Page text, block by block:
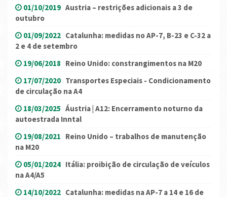
01/10/2019 Austria – restrições adicionais a 3 de
outubro
01/09/2022 Catalunha: medidas no AP-7, B-23 e C-32 a
2 e 4 de setembro
19/06/2018 Reino Unido: constrangimentos na M20
17/07/2020 Transportes Especiais - Condicionamento
de circulação na A4
18/03/2025 Áustria | A12: Encerramento noturno da
autoestrada Inntal
19/08/2021 Reino Unido – trabalhos de manutenção
na M20
05/01/2024 Itália: proibição de circulação de veículos
na A4/A5
14/10/2022 Catalunha: medidas na AP-7 a 14 e 16 de